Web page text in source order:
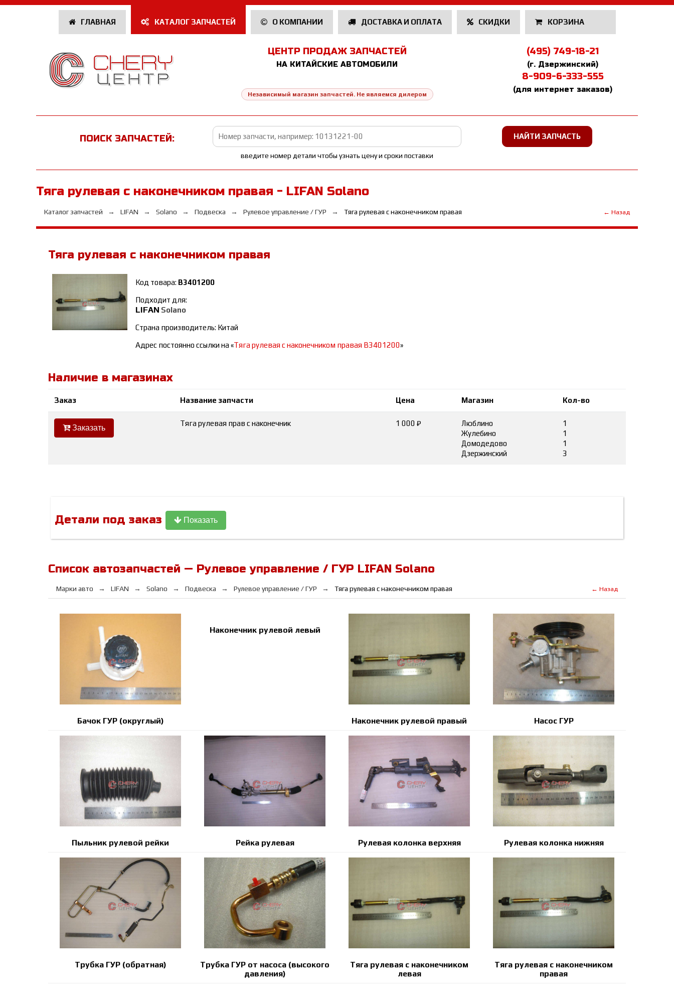
ГЛАВНАЯ КАТАЛОГ ЗАПЧАСТЕЙ О КОМПАНИИ ДОСТАВКА И ОПЛАТА СКИДКИ КОРЗИНА
ЦЕНТР ПРОДАЖ ЗАПЧАСТЕЙ
НА КИТАЙСКИЕ АВТОМОБИЛИ
Независимый магазин запчастей. Не являемся дилером
(495) 749-18-21
(г. Дзержинский)
8-909-6-333-555
(для интернет заказов)
ПОИСК ЗАПЧАСТЕЙ:
введите номер детали чтобы узнать цену и сроки поставки
Тяга рулевая с наконечником правая - LIFAN Solano
Каталог запчастей LIFAN Solano Подвеска Рулевое управление / ГУР Тяга рулевая с наконечником правая ← Назад
Тяга рулевая с наконечником правая
Код товара: B3401200
Подходит для:
LIFAN Solano
Страна производитель: Китай
Адрес постоянно ссылки на «Тяга рулевая с наконечником правая B3401200»
Наличие в магазинах
Заказ Название запчасти Цена Магазин Кол-во
Заказать
Тяга рулевая прав с наконечник 1 000 ₽
Люблино
Жулебино
Домодедово
Дзержинский
1
1
1
3
Детали под заказ Показать
Список автозапчастей — Рулевое управление / ГУР LIFAN Solano
Марки авто LIFAN Solano Подвеска Рулевое управление / ГУР Тяга рулевая с наконечником правая ← Назад
Бачок ГУР (округлый)
Наконечник рулевой левый
Наконечник рулевой правый Насос ГУР
Пыльник рулевой рейки Рейка рулевая Рулевая колонка верхняя Рулевая колонка нижняя
Трубка ГУР (обратная)
Трубка ГУР от насоса (высокого
давления)
Тяга рулевая с наконечником
левая
Тяга рулевая с наконечником
правая